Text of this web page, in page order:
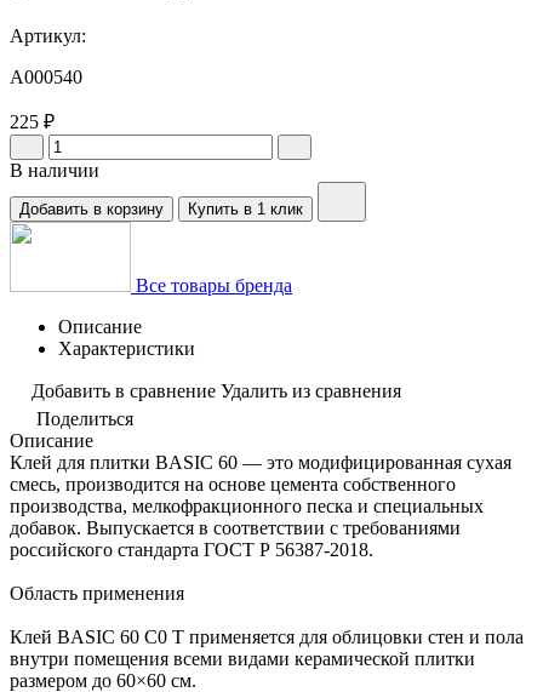
Артикул:
A000540
225 ₽
В наличии
Добавить в корзину Купить в 1 клик
Все товары бренда
Описание
Характеристики
Добавить в сравнение Удалить из сравнения
Поделиться
Описание
Клей для плитки BASIC 60 — это модифицированная сухая
смесь, производится на основе цемента собственного
производства, мелкофракционного песка и специальных
добавок. Выпускается в соответствии с требованиями
российского стандарта ГОСТ Р 56387-2018.
Область применения
Клей BASIC 60 С0 Т применяется для облицовки стен и пола
внутри помещения всеми видами керамической плитки
размером до 60×60 см.